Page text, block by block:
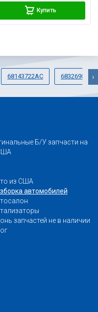
Купить
68143722AC 68326987AA›
Б/У запчасти на
из США
автомобилей
запчастей не в наличии